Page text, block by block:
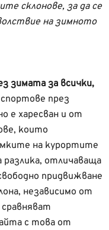
склонове, за да се
на зимното
зимата за всички,
спортове през
е харесван и от
които
на курортите
отличаваща
придвижване
независимо от
с това от